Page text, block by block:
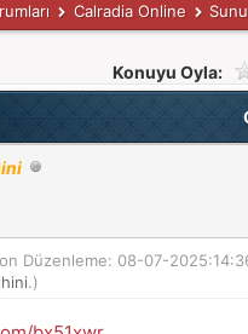
Calradia Online
Konuyu Oyla:
Düzenleme: 08-07-
.)